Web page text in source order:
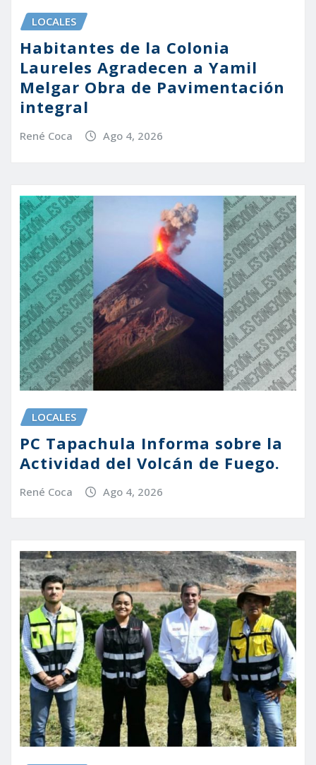
LOCALES
Habitantes de la Colonia
Laureles Agradecen a Yamil
Melgar Obra de Pavimentación
integral
René Coca Ago 4, 2026
LOCALES
PC Tapachula Informa sobre la
Actividad del Volcán de Fuego.
René Coca Ago 4, 2026